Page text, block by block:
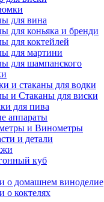
для вина
для коньяка и бренди
для коктейлей
для мартини
для шампанского
и стаканы для водки
и Стаканы для виски
для пива
аппараты
и Винометры
и детали
куб
о домашнем виноделие
о коктелях